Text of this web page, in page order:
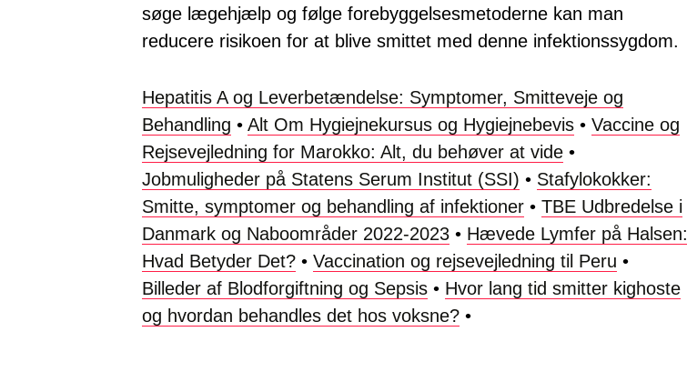
søge lægehjælp og følge forebyggelsesmetoderne kan man
reducere risikoen for at blive smittet med denne infektionssygdom.
Hepatitis A og Leverbetændelse: Symptomer, Smitteveje og
Behandling • Alt Om Hygiejnekursus og Hygiejnebevis • Vaccine og
Rejsevejledning for Marokko: Alt, du behøver at vide •
Jobmuligheder på Statens Serum Institut (SSI) • Stafylokokker:
Smitte, symptomer og behandling af infektioner • TBE Udbredelse i
Danmark og Naboområder 2022-2023 • Hævede Lymfer på Halsen:
Hvad Betyder Det? • Vaccination og rejsevejledning til Peru •
Billeder af Blodforgiftning og Sepsis • Hvor lang tid smitter kighoste
og hvordan behandles det hos voksne? •